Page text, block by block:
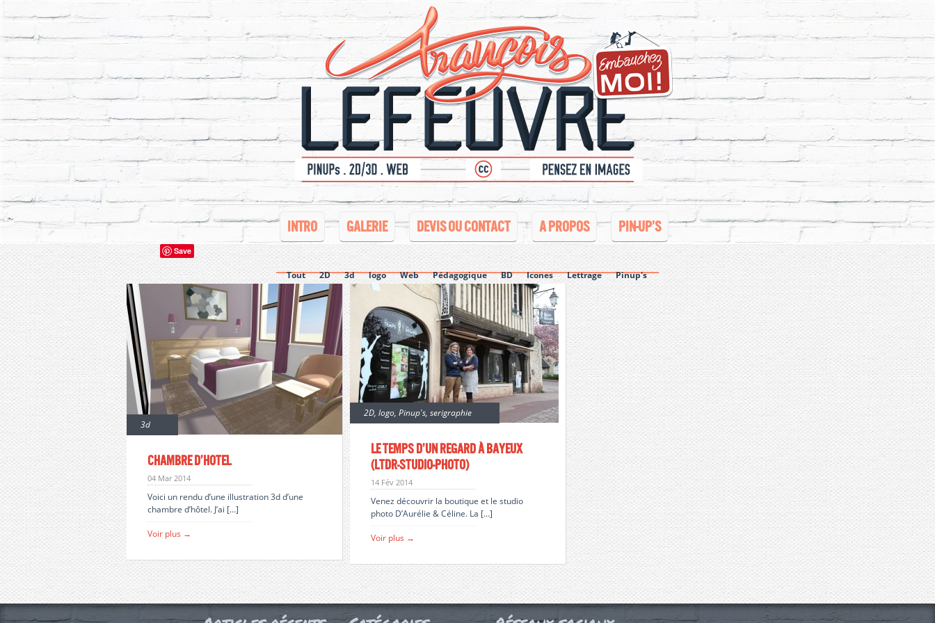
INTRO GALERIE DEVIS OU CONTACT A PROPOS PIN-UP’S
Save
Tout 2D 3d logo Web Pédagogique BD Icones Lettrage Pinup's
3d
Chambre d’hotel
04 Mar 2014
Voici un rendu d’une illustration 3d d’une
chambre d’hôtel. J’ai […]
Voir plus →
2D, logo, Pinup's, serigraphie
Le temps d’un regard à bayeux
(ltdr-studio-photo)
14 Fév 2014
Venez découvrir la boutique et le studio
photo D’Aurélie & Céline. La […]
Voir plus →